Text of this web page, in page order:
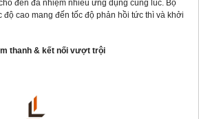
đến đa nhiệm nhiều ứng dụng cùng lúc. Bộ
độ cao mang đến tốc độ phản hồi tức thì và khởi
thanh & kết nối vượt trội